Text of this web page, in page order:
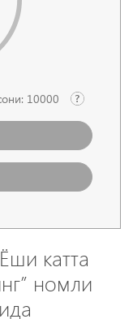
10000
катта
номли